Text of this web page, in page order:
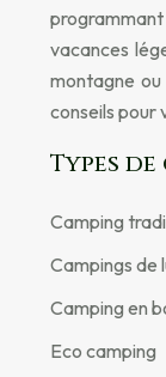
vacances
montagne
conseils pour
Types
Camping
Campings de
Camping en
Eco camping